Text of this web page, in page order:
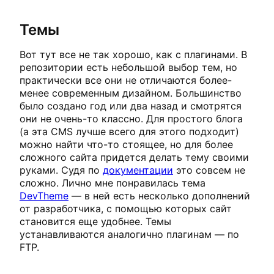
Темы
Вот тут все не так хорошо, как с плагинами. В
репозитории есть небольшой выбор тем, но
практически все они не отличаются более-
менее современным дизайном. Большинство
было создано год или два назад и смотрятся
они не очень-то классно. Для простого блога
(а эта CMS лучше всего для этого подходит)
можно найти что-то стоящее, но для более
сложного сайта придется делать тему своими
руками. Судя по документации это совсем не
сложно. Лично мне понравилась тема
DevTheme — в ней есть несколько дополнений
от разработчика, с помощью которых сайт
становится еще удобнее. Темы
устанавливаются аналогично плагинам — по
FTP.